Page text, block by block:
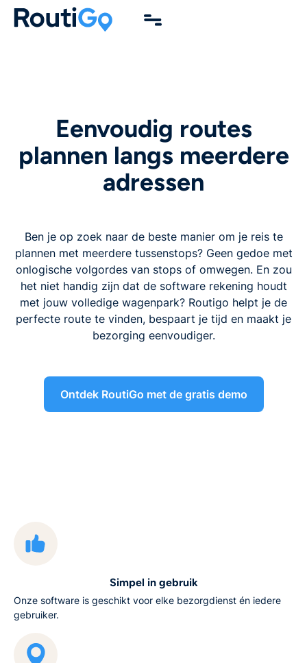
Eenvoudig routes
plannen langs meerdere
adressen
Ben je op zoek naar de beste manier om je reis te
plannen met meerdere tussenstops? Geen gedoe met
onlogische volgordes van stops of omwegen. En zou
het niet handig zijn dat de software rekening houdt
met jouw volledige wagenpark? Routigo helpt je de
perfecte route te vinden, bespaart je tijd en maakt je
bezorging eenvoudiger.
Ontdek RoutiGo met de gratis demo
Simpel in gebruik
Onze software is geschikt voor elke bezorgdienst én iedere
gebruiker.